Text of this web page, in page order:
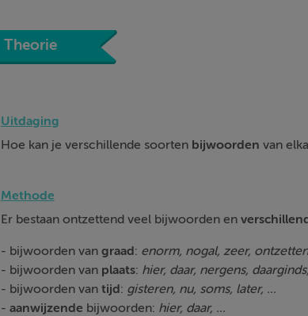
Theorie
Uitdaging
Hoe kan je verschillende soorten bijwoorden van
Methode
Er bestaan ontzettend veel bijwoorden en
- bijwoorden van graad: enorm, nogal, zeer,
- bijwoorden van plaats: hier, daar, nergens,
- bijwoorden van tijd: gisteren, nu, soms, later, ...
- aanwijzende bijwoorden: hier, daar, ...